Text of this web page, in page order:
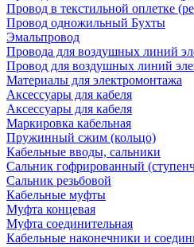
Провод в текстильной оплетке
Провод одножильный Бухты
Эмальпровод
Провода для воздушных линий
Провод для воздушных линий
Материалы для электромонтажа
Аксессуары для кабеля
Аксессуары для кабеля
Маркировка кабельная
Пружинный сжим (кольцо)
Кабельные вводы, сальники
Сальник гофрированный
Сальник резьбовой
Кабельные муфты
Муфта концевая
Муфта соединительная
Кабельные наконечники и